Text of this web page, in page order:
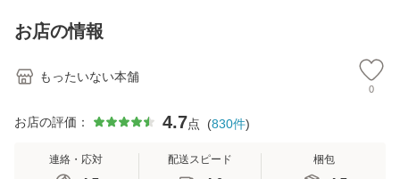
恵 藤本幸三 / 南江
堂 [単行
お店の情報
もったいない本舗
0
お店の評価： 4.7点 (830件)
連絡・応対 配送スピード 梱包